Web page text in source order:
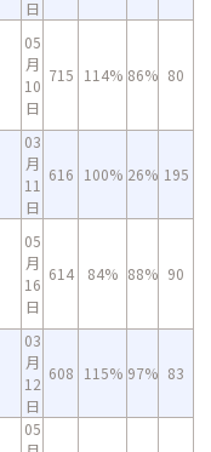
日
05
月
10
日
715 114% 86% 80
03
月
11
日
616 100% 26% 195
05
月
16
日
614 84% 88% 90
03
月
12
日
608 115% 97% 83
05